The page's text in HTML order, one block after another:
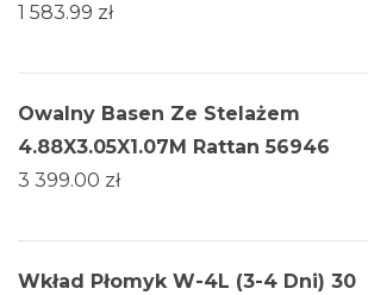
1 583.99 zł
Owalny Basen Ze Stelażem
4.88X3.05X1.07M Rattan 56946
3 399.00 zł
Wkład Płomyk W-4L (3-4 Dni) 30